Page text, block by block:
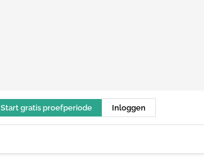
Start gratis proefperiode Inloggen